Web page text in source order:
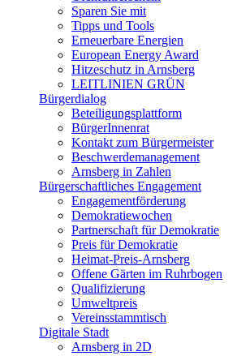
Sparen Sie mit
Tipps und Tools
Erneuerbare Energien
European Energy Award
Hitzeschutz in Arnsberg
LEITLINIEN GRÜN
Bürgerdialog
Beteiligungsplattform
BürgerInnenrat
Kontakt zum Bürgermeister
Beschwerdemanagement
Arnsberg in Zahlen
Bürgerschaftliches Engagement
Engagementförderung
Demokratiewochen
Partnerschaft für Demokratie
Preis für Demokratie
Heimat-Preis-Arnsberg
Offene Gärten im Ruhrbogen
Qualifizierung
Umweltpreis
Vereinsstammtisch
Digitale Stadt
Arnsberg in 2D